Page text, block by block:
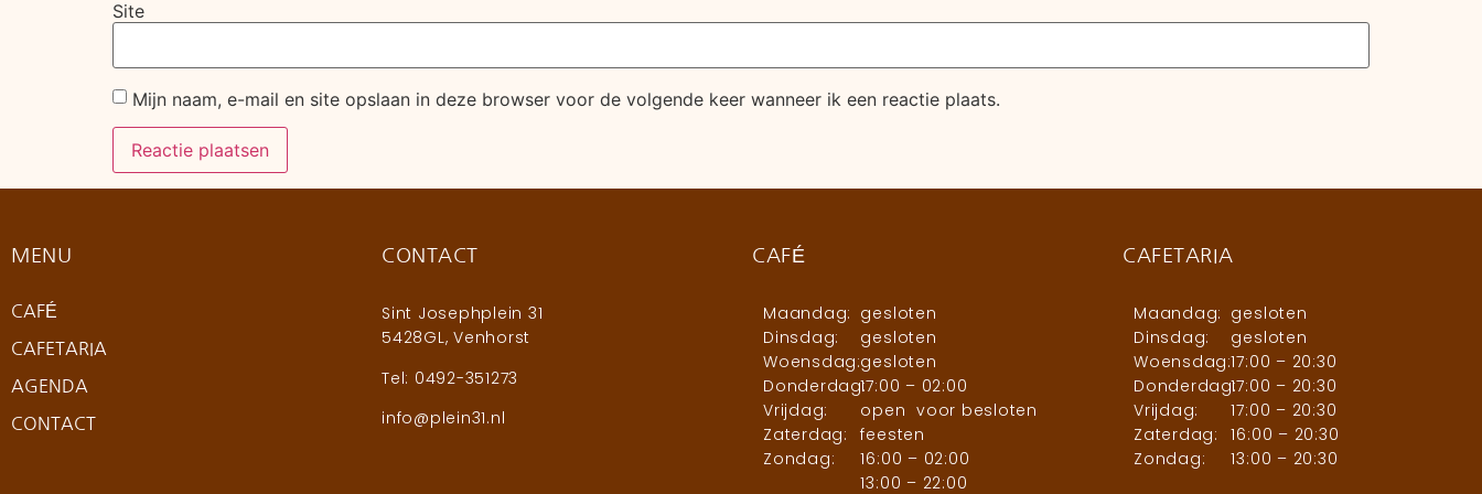
Site
Mijn naam, e-mail en site opslaan in deze browser voor de volgende keer wanneer ik een reactie plaats.
MENU
CAFÉ
CAFETARIA
AGENDA
CONTACT
CONTACT
Sint Josephplein 31
5428GL, Venhorst
Tel: 0492-351273
info@plein31.nl
CAFÉ
Maandag:
Dinsdag:
Woensdag:
Donderdag:
Vrijdag:
Zaterdag:
Zondag:
gesloten
gesloten
gesloten
17:00 – 02:00
open voor besloten
feesten
16:00 – 02:00
13:00 – 22:00
CAFETARIA
Maandag:
Dinsdag:
Woensdag:
Donderdag:
Vrijdag:
Zaterdag:
Zondag:
gesloten
gesloten
17:00 – 20:30
17:00 – 20:30
17:00 – 20:30
16:00 – 20:30
13:00 – 20:30